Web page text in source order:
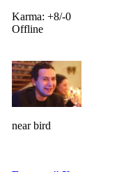
Karma: +8/-0
Offline
near bird